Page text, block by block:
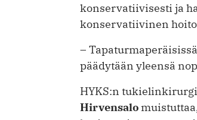
konservatiivisesti ja
konservatiivinen
–
päädytään yleensä
HYKS:n
Hirvensalo